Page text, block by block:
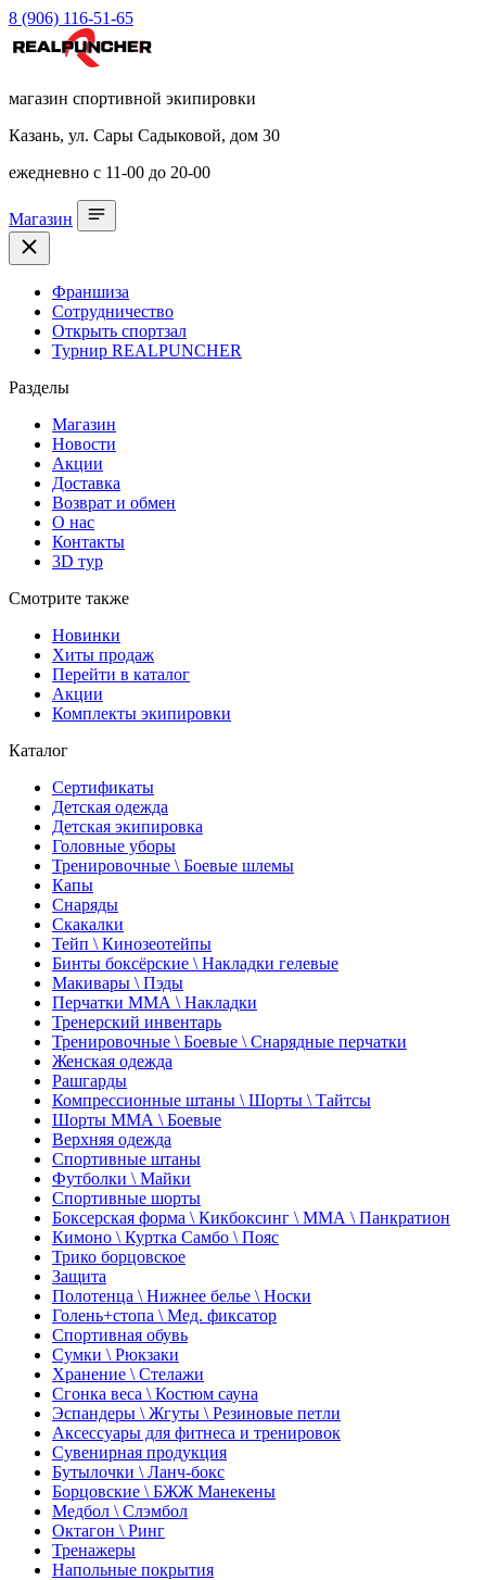
8 (906) 116-51-65
магазин спортивной экипировки
Казань, ул. Сары Садыковой, дом 30
ежедневно с 11-00 до 20-00
Магазин
Франшиза
Сотрудничество
Открыть спортзал
Турнир REALPUNCHER
Разделы
Магазин
Новости
Акции
Доставка
Возврат и обмен
О нас
Контакты
3D тур
Смотрите также
Новинки
Хиты продаж
Перейти в каталог
Акции
Комплекты экипировки
Каталог
Сертификаты
Детская одежда
Детская экипировка
Головные уборы
Тренировочные \ Боевые шлемы
Капы
Снаряды
Скакалки
Тейп \ Кинозеотейпы
Бинты боксёрские \ Накладки гелевые
Макивары \ Пэды
Перчатки ММА \ Накладки
Тренерский инвентарь
Тренировочные \ Боевые \ Снарядные перчатки
Женская одежда
Рашгарды
Компрессионные штаны \ Шорты \ Тайтсы
Шорты ММА \ Боевые
Верхняя одежда
Спортивные штаны
Футболки \ Майки
Спортивные шорты
Боксерская форма \ Кикбоксинг \ ММА \ Панкратион
Кимоно \ Куртка Самбо \ Пояс
Трико борцовское
Защита
Полотенца \ Нижнее белье \ Носки
Голень+стопа \ Мед. фиксатор
Спортивная обувь
Сумки \ Рюкзаки
Хранение \ Стелажи
Сгонка веса \ Костюм сауна
Эспандеры \ Жгуты \ Резиновые петли
Аксессуары для фитнеса и тренировок
Сувенирная продукция
Бутылочки \ Ланч-бокс
Борцовские \ БЖЖ Манекены
Медбол \ Слэмбол
Октагон \ Ринг
Тренажеры
Напольные покрытия